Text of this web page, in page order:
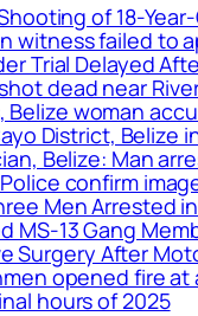
of 18-
witness failed to
Trial Delayed
dead near
woman
District,
Belize: Man
confirm
Men Arrested
MS-13 Gang
After
opened fire
hours of 2025